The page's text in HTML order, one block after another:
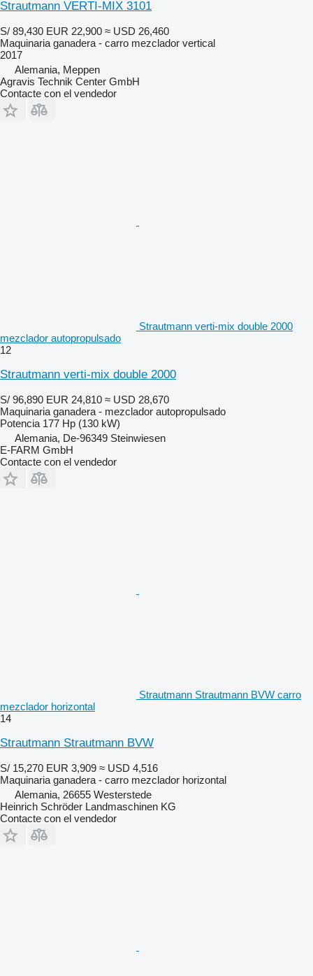
Strautmann VERTI-MIX 3101
S/ 89,430 EUR 22,900 ≈ USD 26,460
Maquinaria ganadera - carro mezclador vertical
2017
Alemania, Meppen
Agravis Technik Center GmbH
Contacte con el vendedor
Strautmann verti-mix double 2000
mezclador autopropulsado
12
Strautmann verti-mix double 2000
S/ 96,890 EUR 24,810 ≈ USD 28,670
Maquinaria ganadera - mezclador autopropulsado
Potencia 177 Hp (130 kW)
Alemania, De-96349 Steinwiesen
E-FARM GmbH
Contacte con el vendedor
Strautmann Strautmann BVW carro
mezclador horizontal
14
Strautmann Strautmann BVW
S/ 15,270 EUR 3,909 ≈ USD 4,516
Maquinaria ganadera - carro mezclador horizontal
Alemania, 26655 Westerstede
Heinrich Schröder Landmaschinen KG
Contacte con el vendedor